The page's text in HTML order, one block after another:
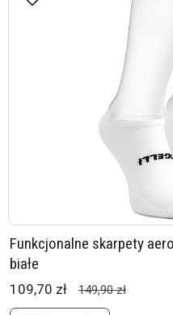
Funkcjonalne skarpety
białe
109,70 zł 149,90 zł